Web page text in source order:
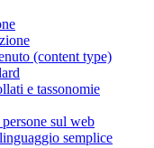
(content type)
e tassonomie
sul web
semplice